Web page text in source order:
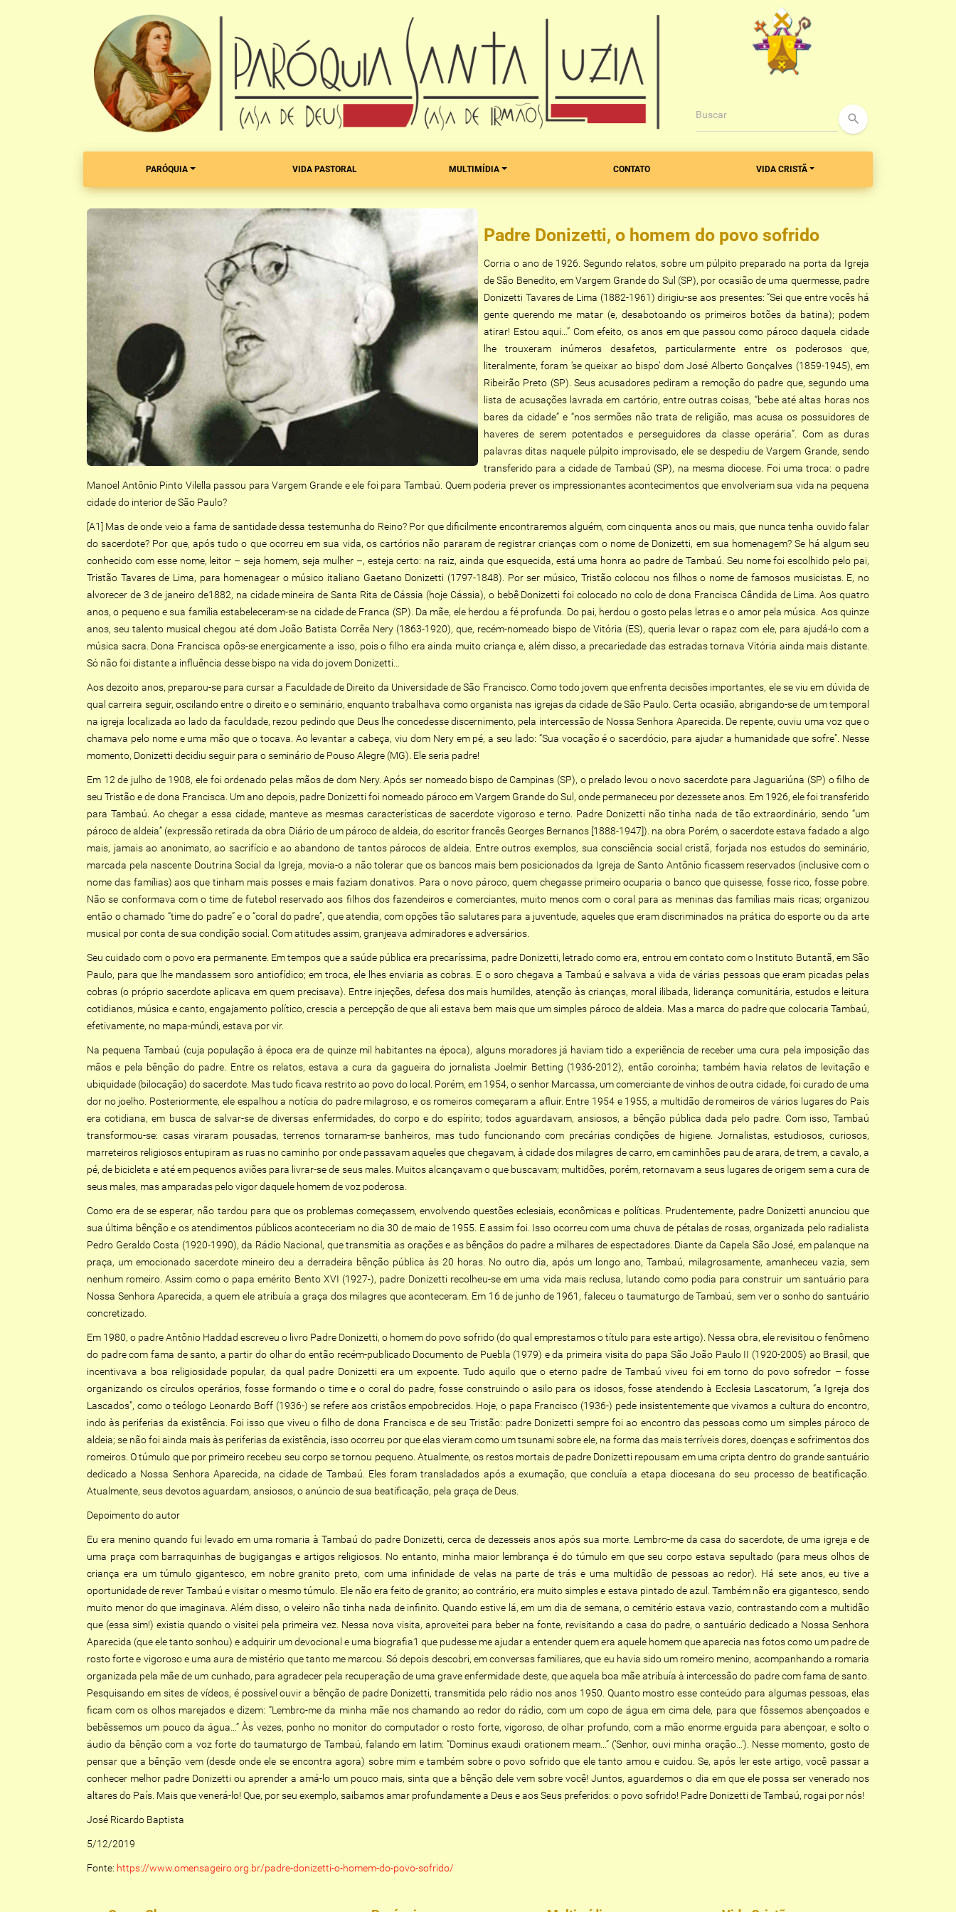
Buscar search
PARÓQUIA VIDA PASTORAL MULTIMÍDIA CONTATO VIDA CRISTÃ
Padre Donizetti, o homem do povo sofrido
Corria o ano de 1926. Segundo relatos, sobre um púlpito preparado na porta da Igreja
de São Benedito, em Vargem Grande do Sul (SP), por ocasião de uma quermesse, padre
Donizetti Tavares de Lima (1882-1961) dirigiu-se aos presentes: “Sei que entre vocês há
gente querendo me matar (e, desabotoando os primeiros botões da batina); podem
atirar! Estou aqui…” Com efeito, os anos em que passou como pároco daquela cidade
lhe trouxeram inúmeros desafetos, particularmente entre os poderosos que,
literalmente, foram ‘se queixar ao bispo’ dom José Alberto Gonçalves (1859-1945), em
Ribeirão Preto (SP). Seus acusadores pediram a remoção do padre que, segundo uma
lista de acusações lavrada em cartório, entre outras coisas, “bebe até altas horas nos
bares da cidade” e “nos sermões não trata de religião, mas acusa os possuidores de
haveres de serem potentados e perseguidores da classe operária”. Com as duras
palavras ditas naquele púlpito improvisado, ele se despediu de Vargem Grande, sendo
transferido para a cidade de Tambaú (SP), na mesma diocese. Foi uma troca: o padre
Manoel Antônio Pinto Vilella passou para Vargem Grande e ele foi para Tambaú. Quem poderia prever os impressionantes acontecimentos que envolveriam sua vida na pequena
cidade do interior de São Paulo?
[A1] Mas de onde veio a fama de santidade dessa testemunha do Reino? Por que dificilmente encontraremos alguém, com cinquenta anos ou mais, que nunca tenha ouvido falar
do sacerdote? Por que, após tudo o que ocorreu em sua vida, os cartórios não pararam de registrar crianças com o nome de Donizetti, em sua homenagem? Se há algum seu
conhecido com esse nome, leitor – seja homem, seja mulher –, esteja certo: na raiz, ainda que esquecida, está uma honra ao padre de Tambaú. Seu nome foi escolhido pelo pai,
Tristão Tavares de Lima, para homenagear o músico italiano Gaetano Donizetti (1797-1848). Por ser músico, Tristão colocou nos filhos o nome de famosos musicistas. E, no
alvorecer de 3 de janeiro de1882, na cidade mineira de Santa Rita de Cássia (hoje Cássia), o bebê Donizetti foi colocado no colo de dona Francisca Cândida de Lima. Aos quatro
anos, o pequeno e sua família estabeleceram-se na cidade de Franca (SP). Da mãe, ele herdou a fé profunda. Do pai, herdou o gosto pelas letras e o amor pela música. Aos quinze
anos, seu talento musical chegou até dom João Batista Corrêa Nery (1863-1920), que, recém-nomeado bispo de Vitória (ES), queria levar o rapaz com ele, para ajudá-lo com a
música sacra. Dona Francisca opôs-se energicamente a isso, pois o filho era ainda muito criança e, além disso, a precariedade das estradas tornava Vitória ainda mais distante.
Só não foi distante a influência desse bispo na vida do jovem Donizetti…
Aos dezoito anos, preparou-se para cursar a Faculdade de Direito da Universidade de São Francisco. Como todo jovem que enfrenta decisões importantes, ele se viu em dúvida de
qual carreira seguir, oscilando entre o direito e o seminário, enquanto trabalhava como organista nas igrejas da cidade de São Paulo. Certa ocasião, abrigando-se de um temporal
na igreja localizada ao lado da faculdade, rezou pedindo que Deus lhe concedesse discernimento, pela intercessão de Nossa Senhora Aparecida. De repente, ouviu uma voz que o
chamava pelo nome e uma mão que o tocava. Ao levantar a cabeça, viu dom Nery em pé, a seu lado: “Sua vocação é o sacerdócio, para ajudar a humanidade que sofre”. Nesse
momento, Donizetti decidiu seguir para o seminário de Pouso Alegre (MG). Ele seria padre!
Em 12 de julho de 1908, ele foi ordenado pelas mãos de dom Nery. Após ser nomeado bispo de Campinas (SP), o prelado levou o novo sacerdote para Jaguariúna (SP) o filho de
seu Tristão e de dona Francisca. Um ano depois, padre Donizetti foi nomeado pároco em Vargem Grande do Sul, onde permaneceu por dezessete anos. Em 1926, ele foi transferido
para Tambaú. Ao chegar a essa cidade, manteve as mesmas características de sacerdote vigoroso e terno. Padre Donizetti não tinha nada de tão extraordinário, sendo “um
pároco de aldeia” (expressão retirada da obra Diário de um pároco de aldeia, do escritor francês Georges Bernanos [1888-1947]). na obra Porém, o sacerdote estava fadado a algo
mais, jamais ao anonimato, ao sacrifício e ao abandono de tantos párocos de aldeia. Entre outros exemplos, sua consciência social cristã, forjada nos estudos do seminário,
marcada pela nascente Doutrina Social da Igreja, movia-o a não tolerar que os bancos mais bem posicionados da Igreja de Santo Antônio ficassem reservados (inclusive com o
nome das famílias) aos que tinham mais posses e mais faziam donativos. Para o novo pároco, quem chegasse primeiro ocuparia o banco que quisesse, fosse rico, fosse pobre.
Não se conformava com o time de futebol reservado aos filhos dos fazendeiros e comerciantes, muito menos com o coral para as meninas das famílias mais ricas; organizou
então o chamado “time do padre” e o “coral do padre”, que atendia, com opções tão salutares para a juventude, aqueles que eram discriminados na prática do esporte ou da arte
musical por conta de sua condição social. Com atitudes assim, granjeava admiradores e adversários.
Seu cuidado com o povo era permanente. Em tempos que a saúde pública era precaríssima, padre Donizetti, letrado como era, entrou em contato com o Instituto Butantã, em São
Paulo, para que lhe mandassem soro antiofídico; em troca, ele lhes enviaria as cobras. E o soro chegava a Tambaú e salvava a vida de várias pessoas que eram picadas pelas
cobras (o próprio sacerdote aplicava em quem precisava). Entre injeções, defesa dos mais humildes, atenção às crianças, moral ilibada, liderança comunitária, estudos e leitura
cotidianos, música e canto, engajamento político, crescia a percepção de que ali estava bem mais que um simples pároco de aldeia. Mas a marca do padre que colocaria Tambaú,
efetivamente, no mapa-múndi, estava por vir.
Na pequena Tambaú (cuja população à época era de quinze mil habitantes na época), alguns moradores já haviam tido a experiência de receber uma cura pela imposição das
mãos e pela bênção do padre. Entre os relatos, estava a cura da gagueira do jornalista Joelmir Betting (1936-2012), então coroinha; também havia relatos de levitação e
ubiquidade (bilocação) do sacerdote. Mas tudo ficava restrito ao povo do local. Porém, em 1954, o senhor Marcassa, um comerciante de vinhos de outra cidade, foi curado de uma
dor no joelho. Posteriormente, ele espalhou a notícia do padre milagroso, e os romeiros começaram a afluir. Entre 1954 e 1955, a multidão de romeiros de vários lugares do País
era cotidiana, em busca de salvar-se de diversas enfermidades, do corpo e do espírito; todos aguardavam, ansiosos, a bênção pública dada pelo padre. Com isso, Tambaú
transformou-se: casas viraram pousadas, terrenos tornaram-se banheiros, mas tudo funcionando com precárias condições de higiene. Jornalistas, estudiosos, curiosos,
marreteiros religiosos entupiram as ruas no caminho por onde passavam aqueles que chegavam, à cidade dos milagres de carro, em caminhões pau de arara, de trem, a cavalo, a
pé, de bicicleta e até em pequenos aviões para livrar-se de seus males. Muitos alcançavam o que buscavam; multidões, porém, retornavam a seus lugares de origem sem a cura de
seus males, mas amparadas pelo vigor daquele homem de voz poderosa.
Como era de se esperar, não tardou para que os problemas começassem, envolvendo questões eclesiais, econômicas e políticas. Prudentemente, padre Donizetti anunciou que
sua última bênção e os atendimentos públicos aconteceriam no dia 30 de maio de 1955. E assim foi. Isso ocorreu com uma chuva de pétalas de rosas, organizada pelo radialista
Pedro Geraldo Costa (1920-1990), da Rádio Nacional, que transmitia as orações e as bênçãos do padre a milhares de espectadores. Diante da Capela São José, em palanque na
praça, um emocionado sacerdote mineiro deu a derradeira bênção pública às 20 horas. No outro dia, após um longo ano, Tambaú, milagrosamente, amanheceu vazia, sem
nenhum romeiro. Assim como o papa emérito Bento XVI (1927-), padre Donizetti recolheu-se em uma vida mais reclusa, lutando como podia para construir um santuário para
Nossa Senhora Aparecida, a quem ele atribuía a graça dos milagres que aconteceram. Em 16 de junho de 1961, faleceu o taumaturgo de Tambaú, sem ver o sonho do santuário
concretizado.
Em 1980, o padre Antônio Haddad escreveu o livro Padre Donizetti, o homem do povo sofrido (do qual emprestamos o título para este artigo). Nessa obra, ele revisitou o fenômeno
do padre com fama de santo, a partir do olhar do então recém-publicado Documento de Puebla (1979) e da primeira visita do papa São João Paulo II (1920-2005) ao Brasil, que
incentivava a boa religiosidade popular, da qual padre Donizetti era um expoente. Tudo aquilo que o eterno padre de Tambaú viveu foi em torno do povo sofredor – fosse
organizando os círculos operários, fosse formando o time e o coral do padre, fosse construindo o asilo para os idosos, fosse atendendo à Ecclesia Lascatorum, “a Igreja dos
Lascados”, como o teólogo Leonardo Boff (1936-) se refere aos cristãos empobrecidos. Hoje, o papa Francisco (1936-) pede insistentemente que vivamos a cultura do encontro,
indo às periferias da existência. Foi isso que viveu o filho de dona Francisca e de seu Tristão: padre Donizetti sempre foi ao encontro das pessoas como um simples pároco de
aldeia; se não foi ainda mais às periferias da existência, isso ocorreu por que elas vieram como um tsunami sobre ele, na forma das mais terríveis dores, doenças e sofrimentos dos
romeiros. O túmulo que por primeiro recebeu seu corpo se tornou pequeno. Atualmente, os restos mortais de padre Donizetti repousam em uma cripta dentro do grande santuário
dedicado a Nossa Senhora Aparecida, na cidade de Tambaú. Eles foram transladados após a exumação, que concluía a etapa diocesana do seu processo de beatificação.
Atualmente, seus devotos aguardam, ansiosos, o anúncio de sua beatificação, pela graça de Deus.
Depoimento do autor
Eu era menino quando fui levado em uma romaria à Tambaú do padre Donizetti, cerca de dezesseis anos após sua morte. Lembro-me da casa do sacerdote, de uma igreja e de
uma praça com barraquinhas de bugigangas e artigos religiosos. No entanto, minha maior lembrança é do túmulo em que seu corpo estava sepultado (para meus olhos de
criança era um túmulo gigantesco, em nobre granito preto, com uma infinidade de velas na parte de trás e uma multidão de pessoas ao redor). Há sete anos, eu tive a
oportunidade de rever Tambaú e visitar o mesmo túmulo. Ele não era feito de granito; ao contrário, era muito simples e estava pintado de azul. Também não era gigantesco, sendo
muito menor do que imaginava. Além disso, o veleiro não tinha nada de infinito. Quando estive lá, em um dia de semana, o cemitério estava vazio, contrastando com a multidão
que (essa sim!) existia quando o visitei pela primeira vez. Nessa nova visita, aproveitei para beber na fonte, revisitando a casa do padre, o santuário dedicado a Nossa Senhora
Aparecida (que ele tanto sonhou) e adquirir um devocional e uma biografia1 que pudesse me ajudar a entender quem era aquele homem que aparecia nas fotos como um padre de
rosto forte e vigoroso e uma aura de mistério que tanto me marcou. Só depois descobri, em conversas familiares, que eu havia sido um romeiro menino, acompanhando a romaria
organizada pela mãe de um cunhado, para agradecer pela recuperação de uma grave enfermidade deste, que aquela boa mãe atribuía à intercessão do padre com fama de santo.
Pesquisando em sites de vídeos, é possível ouvir a bênção de padre Donizetti, transmitida pelo rádio nos anos 1950. Quanto mostro esse conteúdo para algumas pessoas, elas
ficam com os olhos marejados e dizem: “Lembro-me da minha mãe nos chamando ao redor do rádio, com um copo de água em cima dele, para que fôssemos abençoados e
bebêssemos um pouco da água…” Às vezes, ponho no monitor do computador o rosto forte, vigoroso, de olhar profundo, com a mão enorme erguida para abençoar, e solto o
áudio da bênção com a voz forte do taumaturgo de Tambaú, falando em latim: “Dominus exaudi orationem meam…” (‘Senhor, ouvi minha oração…’). Nesse momento, gosto de
pensar que a bênção vem (desde onde ele se encontra agora) sobre mim e também sobre o povo sofrido que ele tanto amou e cuidou. Se, após ler este artigo, você passar a
conhecer melhor padre Donizetti ou aprender a amá-lo um pouco mais, sinta que a bênção dele vem sobre você! Juntos, aguardemos o dia em que ele possa ser venerado nos
altares do País. Mais que venerá-lo! Que, por seu exemplo, saibamos amar profundamente a Deus e aos Seus preferidos: o povo sofrido! Padre Donizetti de Tambaú, rogai por nós!
José Ricardo Baptista
5/12/2019
Fonte: https://www.omensageiro.org.br/padre-donizetti-o-homem-do-povo-sofrido/